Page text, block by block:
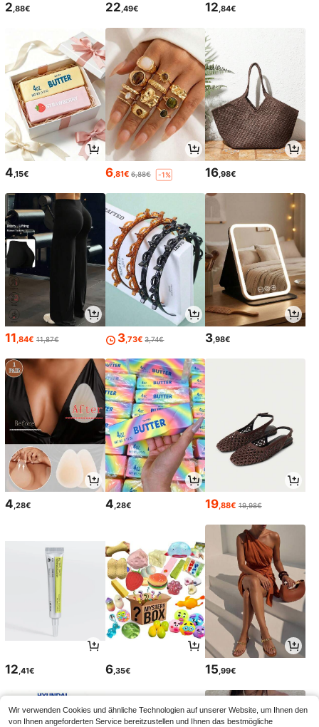
2 ,88€ 22 ,49€ 12 ,84€
4,15€ 6,81€ 6,88€ -1% 16,98€
11,84€ 11,87€ 3,73€ 3,74€ 3,98€
4 ,28€ 4 ,28€ 19 ,88€ 19,98€
12 ,41€ 6,35€ 15 ,99€
Wir verwenden Cookies und ähnliche Technologien auf unserer Website, um Ihnen den
von Ihnen angeforderten Service bereitzustellen und Ihnen das bestmögliche